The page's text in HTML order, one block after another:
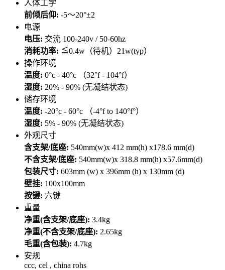
人体工学
前倾后仰: -5～20°±2
电源
电压: 交流 100-240v / 50-60hz
消耗功率: ≦0.4w（待机）21w(typ）
操作环境
温度: 0°c - 40°c （32°f - 104°f）
湿度: 20% - 90% (无凝结状态)
储存环境
温度: -20°c - 60°c （-4°f to 140°f°）
湿度: 5% - 90% (无凝结状态)
外观尺寸
含支架/底座: 540mm(w)x 412 mm(h) x178.6 mm(d)
不含支架/底座: 540mm(w)x 318.8 mm(h) x57.6mm(d)
包装尺寸: 603mm (w) x 396mm (h) x 130mm (d)
壁挂: 100x100mm
按键: 六键
重量
净重(含支架/底座): 3.4kg
净重(不含支架/底座): 2.65kg
毛重(含包装): 4.7kg
安规
ccc, cel , china rohs